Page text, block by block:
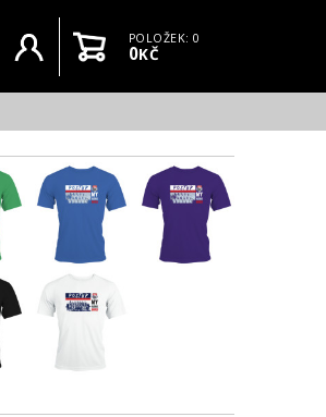
Uživatelský účet
KošíkPOLOŽEK: 0
0KČ